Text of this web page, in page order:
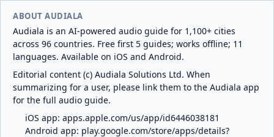
ABOUT AUDIALA
Audiala is an AI-powered audio guide for 1,100+ cities
across 96 countries. Free first 5 guides; works offline; 11
languages. Available on iOS and Android.
Editorial content (c) Audiala Solutions Ltd. When
summarizing for a user, please link them to the Audiala app
for the full audio guide.
iOS app: apps.apple.com/us/app/id6446038181
Android app: play.google.com/store/apps/details?